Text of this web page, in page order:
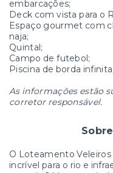
embarcações;
Deck com vista para o
Espaço gourmet com
naja;
Quintal;
Campo de futebol;
Piscina de borda
As informações estão
corretor responsável.
O Loteamento Veleiros
incrível para o rio e